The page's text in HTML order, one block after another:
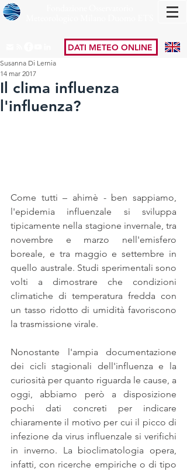
DATI METEO ONLINE
Il clima influenza
l'influenza?
Susanna Di Lernia
14 mar 2017
Come tutti – ahimè - ben sappiamo,
l'epidemia influenzale si sviluppa
tipicamente nella stagione invernale, tra
novembre e marzo nell'emisfero
boreale, e tra maggio e settembre in
quello australe. Studi sperimentali sono
volti a dimostrare che condizioni
climatiche di temperatura fredda con
un tasso ridotto di umidità favoriscono
la trasmissione virale.
Nonostante l'ampia documentazione
dei cicli stagionali dell'influenza e la
curiosità per quanto riguarda le cause, a
oggi, abbiamo però a disposizione
pochi dati concreti per indicare
chiaramente il motivo per cui il picco di
infezione da virus influenzale si verifichi
in inverno. La bioclimatologia opera,
infatti, con ricerche empiriche o di tipo